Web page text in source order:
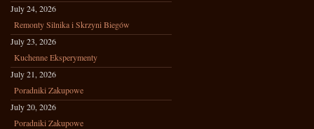
July 24, 2026
Remonty Silnika i Skrzyni Biegów
July 23, 2026
Kuchenne Eksperymenty
July 21, 2026
Poradniki Zakupowe
July 20, 2026
Poradniki Zakupowe